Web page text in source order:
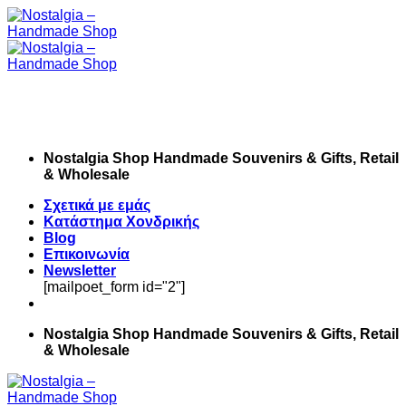
Skip
to
content
Nostalgia Shop Handmade Souvenirs & Gifts, Retail
& Wholesale
Σχετικά με εμάς
Κατάστημα Χονδρικής
Blog
Επικοινωνία
Newsletter
[mailpoet_form id="2"]
Nostalgia Shop Handmade Souvenirs & Gifts, Retail
& Wholesale